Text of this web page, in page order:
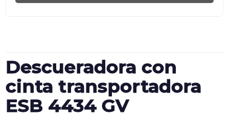
Descueradora con
cinta transportadora
ESB 4434 GV